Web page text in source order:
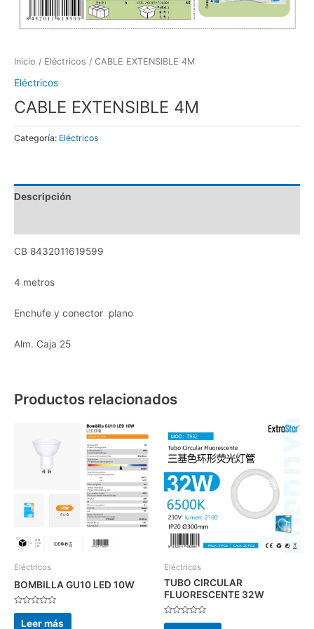
Inicio / Eléctricos / CABLE EXTENSIBLE 4M
Eléctricos
CABLE EXTENSIBLE 4M
Categoría: Eléctricos
Descripción
CB 8432011619599
4 metros
Enchufe y conector plano
Alm. Caja 25
Productos relacionados
Eléctricos
BOMBILLA GU10 LED 10W
Valorado
conLeer más
Eléctricos
TUBO CIRCULAR
FLUORESCENTE 32W
Valorado